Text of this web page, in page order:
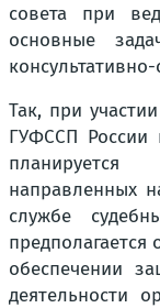
совета при
основные
Так, при
ГУФССП России
направленных
службе
предполагается
обеспечении
деятельности